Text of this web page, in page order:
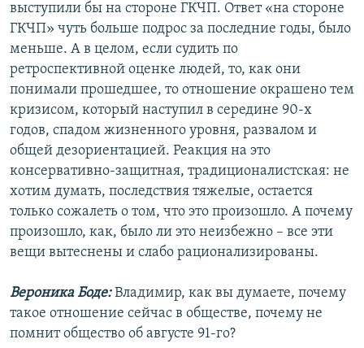
выступили бы на стороне ГКЧП. Ответ «на стороне
ГКЧП» чуть больше подрос за последние годы, было
меньше. А в целом, если судить по
ретроспективной оценке людей, то, как они
понимали прошедшее, то отношение окрашено тем
кризисом, который наступил в середине 90-х
годов, спадом жизненного уровня, развалом и
общей дезориентацией. Реакция на это
консервативно-защитная, традиционалистская: не
хотим думать, последствия тяжелые, остается
только сожалеть о том, что это произошло. А почему
произошло, как, было ли это неизбежно – все эти
вещи вытеснены и слабо рационализированы.
Вероника Боде:Владимир, как вы думаете, почему
такое отношение сейчас в обществе, почему не
помнит общество об августе 91-го?